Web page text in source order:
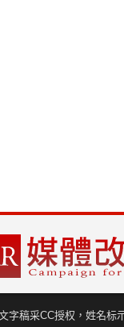
字稿采CC授权，姓名标